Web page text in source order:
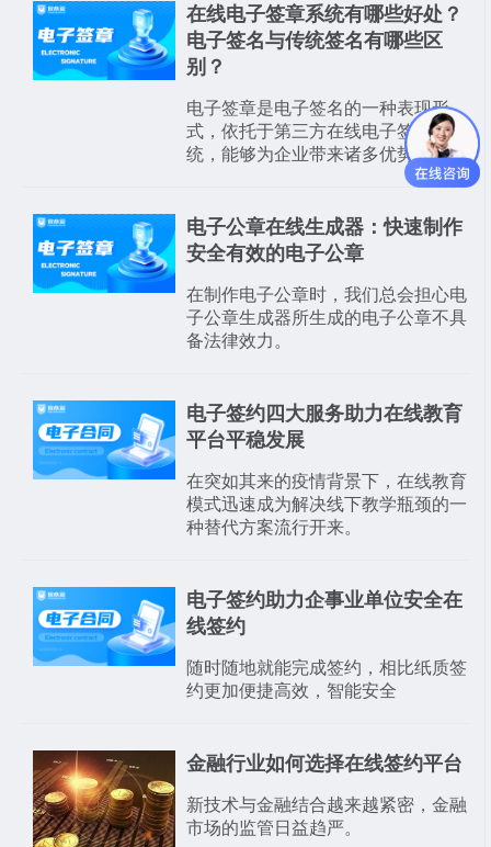
在线电子签章系统有哪些好处？
电子签名与传统签名有哪些区
别？
电子签章是电子签名的一种表现形
式，依托于第三方在线电子签章系
统，能够为企业带来诸多优势。
电子公章在线生成器：快速制作
安全有效的电子公章
在制作电子公章时，我们总会担心电
子公章生成器所生成的电子公章不具
备法律效力。
电子签约四大服务助力在线教育
平台平稳发展
在突如其来的疫情背景下，在线教育
模式迅速成为解决线下教学瓶颈的一
种替代方案流行开来。
电子签约助力企事业单位安全在
线签约
随时随地就能完成签约，相比纸质签
约更加便捷高效，智能安全
金融行业如何选择在线签约平台
新技术与金融结合越来越紧密，金融
市场的监管日益趋严。